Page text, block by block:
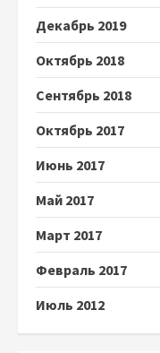
Декабрь 2019
Октябрь 2018
Сентябрь 2018
Октябрь 2017
Июнь 2017
Май 2017
Март 2017
Февраль 2017
Июль 2012